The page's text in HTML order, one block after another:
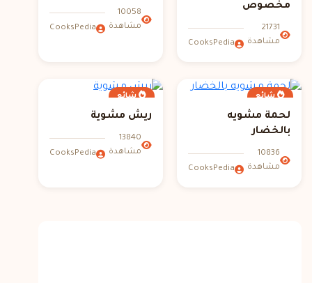
مخصوص
21731
مشاهدة
CooksPedia
10058
مشاهدة
CooksPedia
شائع
لحمة مشويه
بالخضار
10836
مشاهدة
CooksPedia
شائع
ريش مشوية
13840
مشاهدة
CooksPedia